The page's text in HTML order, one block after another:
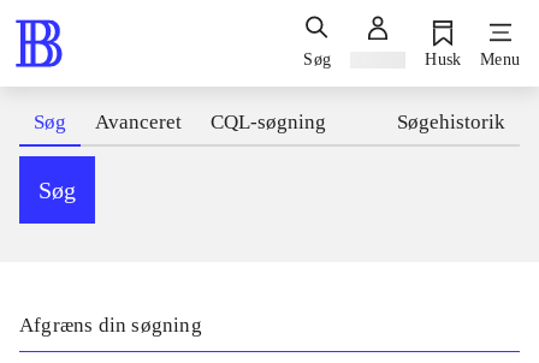
Søg Husk Menu
Søg Avanceret CQL-søgning Søgehistorik
Søg
Afgræns din søgning